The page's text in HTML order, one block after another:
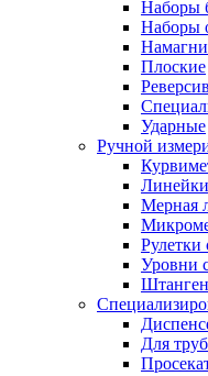
Наборы
Наборы
Плоские
Ударные
Ручной
Мерная
Рулетки
Уровни
Для